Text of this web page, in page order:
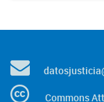
Commons